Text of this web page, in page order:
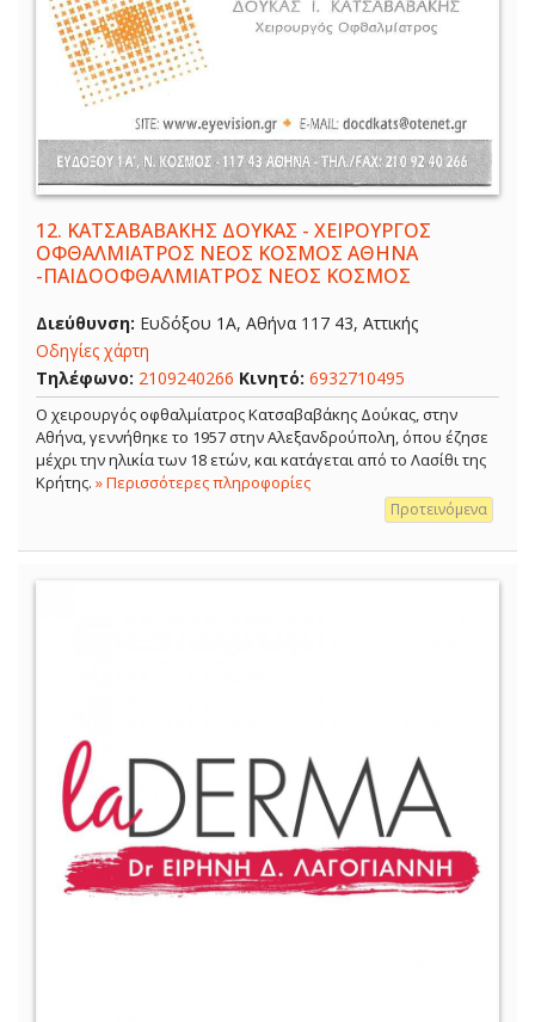
12. ΚΑΤΣΑΒΑΒΑΚΗΣ ΔΟΥΚΑΣ - ΧΕΙΡΟΥΡΓΟΣ
ΟΦΘΑΛΜΙΑΤΡΟΣ ΝΕΟΣ ΚΟΣΜΟΣ ΑΘΗΝΑ
-ΠΑΙΔΟΟΦΘΑΛΜΙΑΤΡΟΣ ΝΕΟΣ ΚΟΣΜΟΣ
Διεύθυνση: Ευδόξου 1Α, Αθήνα 117 43, Αττικής
Οδηγίες χάρτη
Τηλέφωνο: 2109240266 Κινητό: 6932710495
Ο χειρουργός οφθαλμίατρος Κατσαβαβάκης Δούκας, στην
Αθήνα, γεννήθηκε το 1957 στην Αλεξανδρούπολη, όπου έζησε
μέχρι την ηλικία των 18 ετών, και κατάγεται από το Λασίθι της
Κρήτης. » Περισσότερες πληροφορίες
Προτεινόμενα